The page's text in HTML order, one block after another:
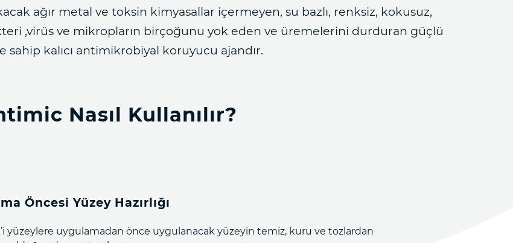
ağır metal ve toksin kimyasallar içermeyen, su bazlı, renksiz, kokusuz,
,virüs ve mikropların birçoğunu yok eden ve üremelerini durduran güçlü
sahip kalıcı antimikrobiyal koruyucu ajandır.
Nasıl Kullanılır?
Öncesi Yüzey Hazırlığı
yüzeylere uygulamadan önce uygulanacak yüzeyin temiz, kuru ve tozlardan